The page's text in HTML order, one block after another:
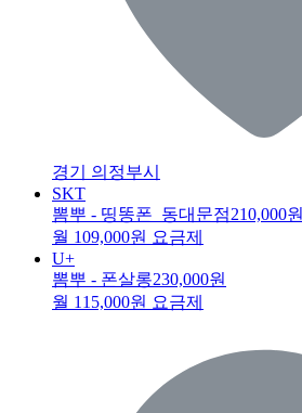
경기 의정부시
SKT
뽐뿌 - 띵똥폰_동대문점210,000원
월 109,000원 요금제
U+
뽐뿌 - 폰살롱230,000원
월 115,000원 요금제